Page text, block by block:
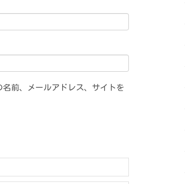
前、メールアドレス、サイトを